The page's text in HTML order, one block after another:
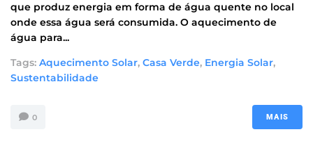
que produz energia em forma de água quente no local
onde essa água será consumida. O aquecimento de
água para...
Tags: Aquecimento Solar, Casa Verde, Energia Solar,
Sustentabilidade
0 MAIS